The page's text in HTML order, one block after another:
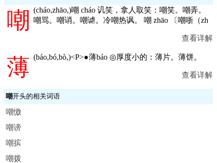
嘲 (cháo,zhāo,)嘲 cháo 讥笑，拿人取笑：嘲笑。嘲弄。
嘲骂。嘲诮。嘲谑。冷嘲热讽。 嘲 zhāo 〔嘲哳（zh
查看详解
薄 (báo,bó,bò,)<P>●薄báo ◎厚度小的：薄片。薄饼。
查看详解
嘲开头的相关词语
嘲慠
嘲谤
嘲摈
嘲拨